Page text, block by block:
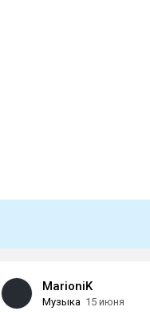
MarioniK
Музыка 15 июня